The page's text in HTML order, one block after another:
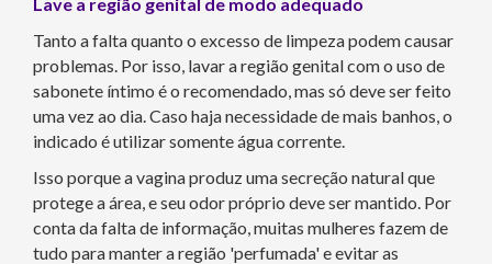
Tanto a falta quanto o excesso de limpeza podem causar
problemas. Por isso, lavar a região genital com o uso de
sabonete íntimo é o recomendado, mas só deve ser feito
uma vez ao dia. Caso haja necessidade de mais banhos, o
indicado é utilizar somente água corrente.
Isso porque a vagina produz uma secreção natural que
protege a área, e seu odor próprio deve ser mantido. Por
conta da falta de informação, muitas mulheres fazem de
tudo para manter a região 'perfumada' e evitar as